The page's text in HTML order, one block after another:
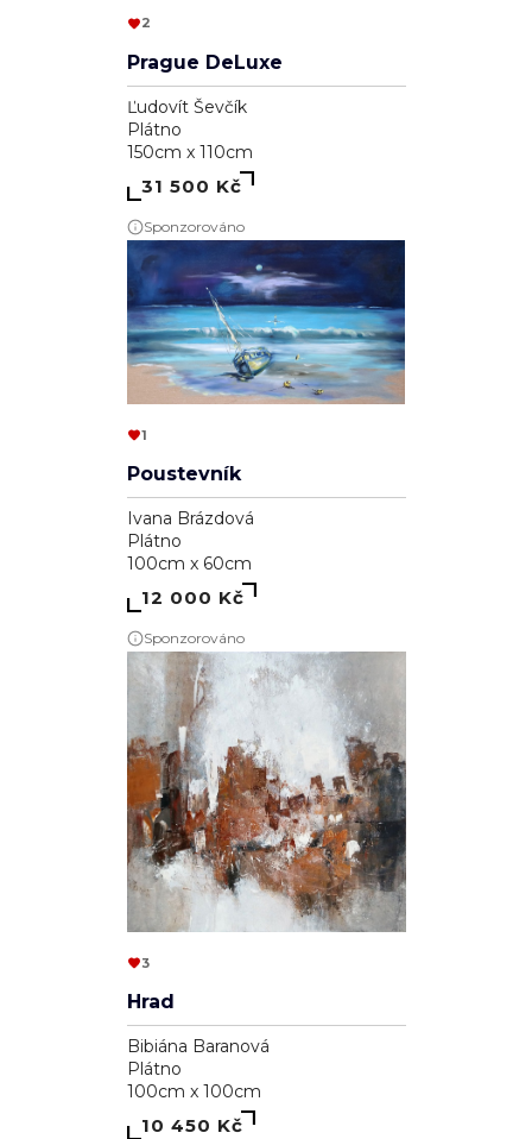
2
Prague DeLuxe
Ľudovít Ševčík
Plátno
150cm x 110cm
31 500 Kč
Sponzorováno
1
Poustevník
Ivana Brázdová
Plátno
100cm x 60cm
12 000 Kč
Sponzorováno
3
Hrad
Bibiána Baranová
Plátno
100cm x 100cm
10 450 Kč